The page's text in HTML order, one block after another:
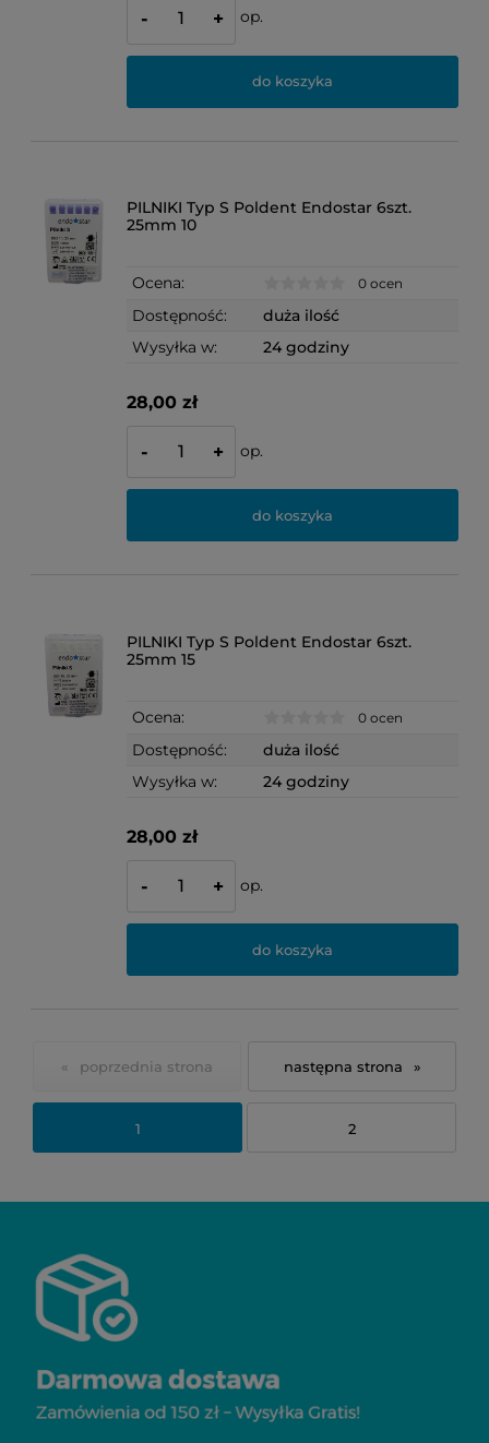
- + op.
do koszyka
PILNIKI Typ S Poldent Endostar 6szt.
25mm 10
Ocena: 0 ocen
Dostępność:
duża ilość
Wysyłka w:
24 godziny
28,00 zł
- + op.
do koszyka
PILNIKI Typ S Poldent Endostar 6szt.
25mm 15
Ocena: 0 ocen
Dostępność:
duża ilość
Wysyłka w:
24 godziny
28,00 zł
- + op.
do koszyka
«
1 2
»